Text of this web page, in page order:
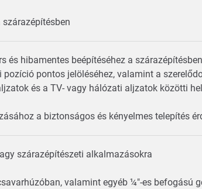
és hibamentes beépítéséhez a szárazépítésben
pontos jelöléséhez, valamint a
és a TV- vagy hálózati aljzatok közötti
a biztonságos és kényelmes telepítés
szárazépítészeti alkalmazásokra
valamint egyéb ¼"-es befogású